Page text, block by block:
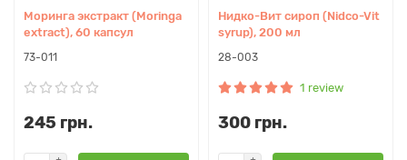
Моринга экстракт (Moringa
extract), 60 капсул
73-011
245 грн.
Нидко-Вит сироп (Nidco-Vit
syrup), 200 мл
28-003
1 review
300 грн.